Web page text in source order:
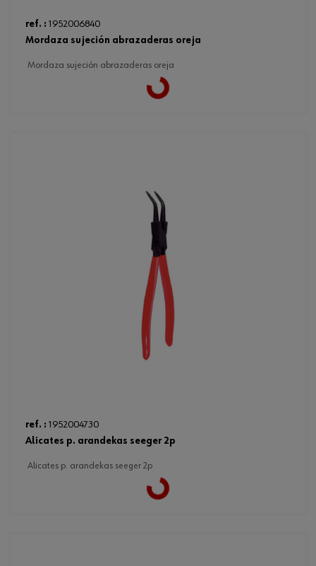
ref. : 1952006840
mordaza sujeción abrazaderas oreja
mordaza sujeción abrazaderas oreja
ref. : 1952004730
alicates p. arandekas seeger 2p
alicates p. arandekas seeger 2p